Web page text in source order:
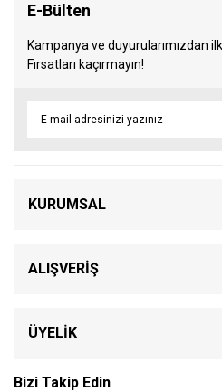
E-Bülten
Kampanya ve duyurularımızdan
Fırsatları kaçırmayın!
KURUMSAL
ALIŞVERİŞ
ÜYELİK
Bizi Takip Edin